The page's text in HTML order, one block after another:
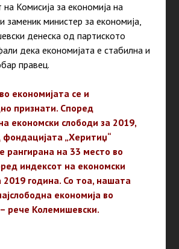
Комисија за економија на
министер за економија,
денеска од партиското
дека економијата е стабилна и
правец.
економијата се и
признати. Според
економски слободи за 2019,
фондацијата „Херитиџ“
рангирана на 33 место во
индексот на економски
2019 година. Со тоа, нашата
економија во
рече Колемишевски.